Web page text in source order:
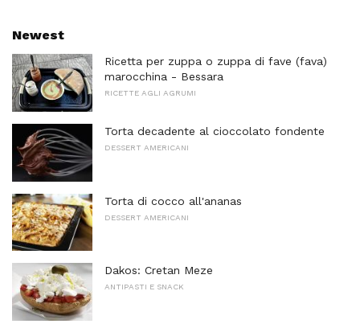
Newest
Ricetta per zuppa o zuppa di fave (fava)
marocchina - Bessara
RICETTE AGLI AGRUMI
Torta decadente al cioccolato fondente
DESSERT AMERICANI
Torta di cocco all'ananas
DESSERT AMERICANI
Dakos: Cretan Meze
ANTIPASTI E SNACK